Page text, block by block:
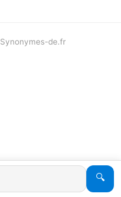
🔍
Synonymes-de.fr